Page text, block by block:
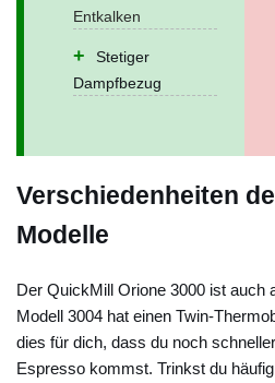
Entkalken
Stetiger
Dampfbezug
Verschiedenheiten
Modelle
Der QuickMill Orione 3000 ist auch
Modell 3004 hat einen Twin-
dies für dich, dass du noch
Espresso kommst. Trinkst du